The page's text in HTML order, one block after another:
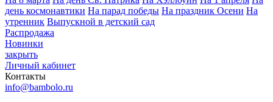
день космонавтики На парад победы На праздник Осени На
утренник Выпускной в детский сад
Распродажа
Новинки
закрыть
Личный кабинет
Контакты
info@bambolo.ru